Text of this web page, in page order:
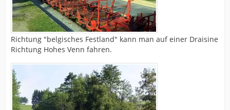
Richtung "belgisches Festland" kann man auf einer Draisine
Richtung Hohes Venn fahren.